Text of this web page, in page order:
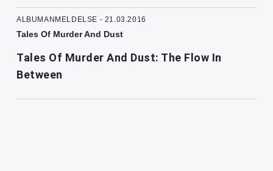
ALBUMANMELDELSE - 21.03.2016
Tales Of Murder And Dust
Tales Of Murder And Dust: The Flow In
Between